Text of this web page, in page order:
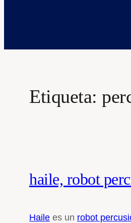
Etiqueta:
haile, robot
Haile es un robot